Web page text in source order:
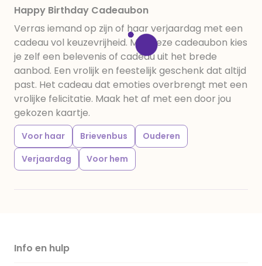
Happy Birthday Cadeaubon
Verras iemand op zijn of haar verjaardag met een
cadeau vol keuzevrijheid. Met deze cadeaubon kies
je zelf een belevenis of cadeau uit het brede
aanbod. Een vrolijk en feestelijk geschenk dat altijd
past. Het cadeau dat emoties overbrengt met een
vrolijke felicitatie. Maak het af met een door jou
gekozen kaartje.
Voor haar Brievenbus
Ouderen
Verjaardag
Voor hem
Info en hulp